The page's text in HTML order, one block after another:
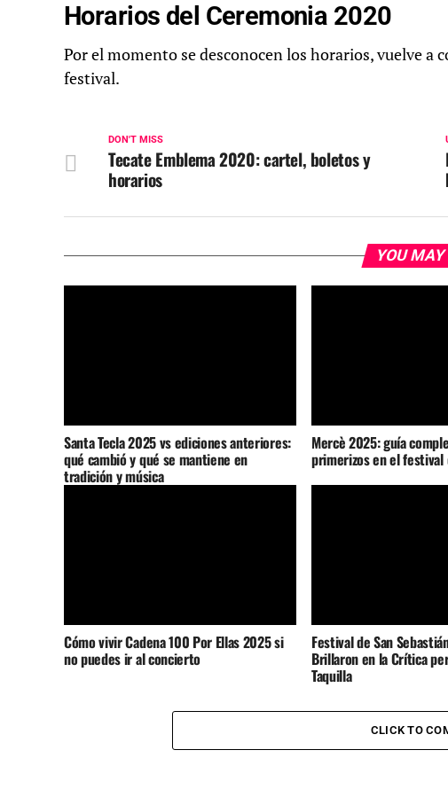
Horarios del Ceremonia 2020
Por el momento se desconocen los horarios, vuelve a
festival.
DON'T MISS
Tecate Emblema 2020: cartel, boletos y
horarios
YOU
Santa Tecla 2025 vs ediciones anteriores:
qué cambió y qué se mantiene en
tradición y música
Mercè 2025: guía
primerizos en el festival
Cómo vivir Cadena 100 Por Ellas 2025 si
no puedes ir al concierto
Festival de San
Brillaron en la Crítica
Taquilla
CLICK TO